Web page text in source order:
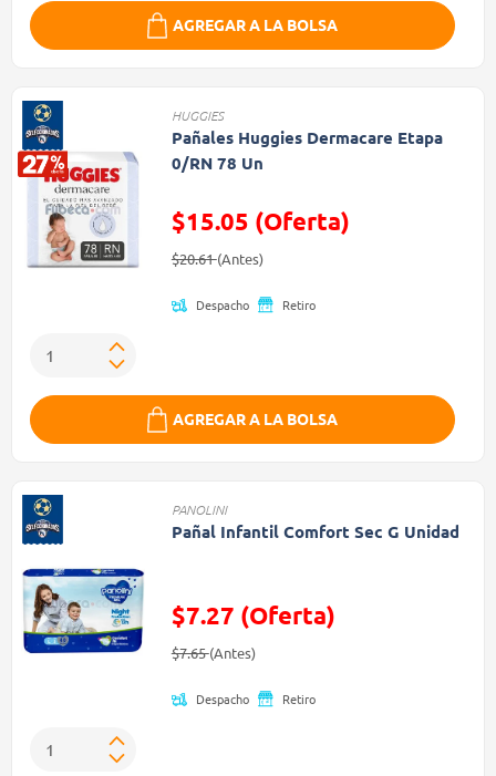
AGREGAR A LA BOLSA
HUGGIES
Pañales Huggies Dermacare Etapa
0/RN 78 Un
$15.05 (Oferta)
Precio reducido de
$20.61(Antes)(Oferta)
Despacho Retiro
AGREGAR A LA BOLSA
PANOLINI
Pañal Infantil Comfort Sec G Unidad
$7.27 (Oferta)
Precio reducido de
$7.65(Antes)(Oferta)
Despacho Retiro